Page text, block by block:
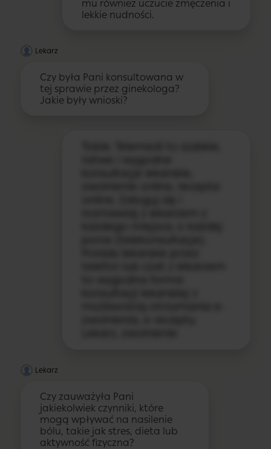
mu również uczucie zmęczenia i
lekkie nudności.
Lekarz
Czy była Pani konsultowana w
tej sprawie przez ginekologa?
Jakie były wnioski?
Lekarz
Czy zauważyła Pani
jakiekolwiek czynniki, które
mogą wpływać na nasilenie
bólu, takie jak stres, dieta lub
aktywność fizyczna?